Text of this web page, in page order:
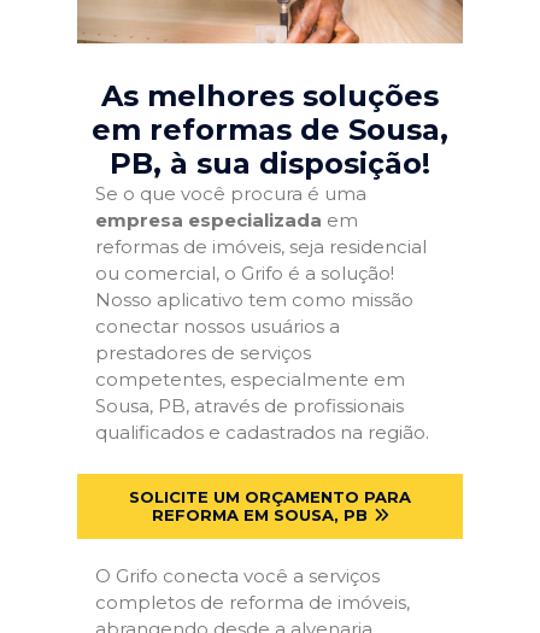
As melhores soluções
em reformas de Sousa,
PB, à sua disposição!
Se o que você procura é uma
empresa especializada em
reformas de imóveis, seja residencial
ou comercial, o Grifo é a solução!
Nosso aplicativo tem como missão
conectar nossos usuários a
prestadores de serviços
competentes, especialmente em
Sousa, PB, através de profissionais
qualificados e cadastrados na região.
SOLICITE UM ORÇAMENTO PARA
REFORMA EM SOUSA, PB
O Grifo conecta você a serviços
completos de reforma de imóveis,
abrangendo desde a alvenaria